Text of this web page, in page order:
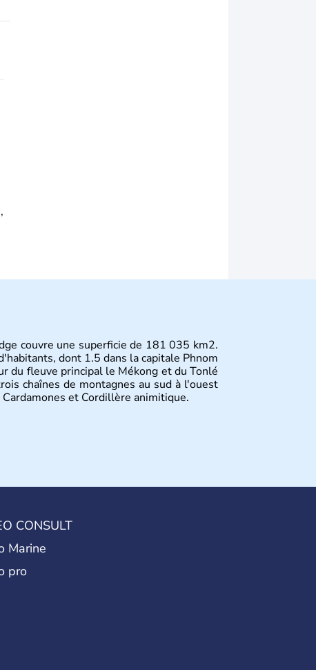
couvre une superficie de 181 035 km2.
dont 1.5 dans la capitale Phnom
du fleuve principal le Mékong et du Tonlé
chaînes de montagnes au sud à l'ouest
et Cordillère animitique.
CONSULT
Marine
pro